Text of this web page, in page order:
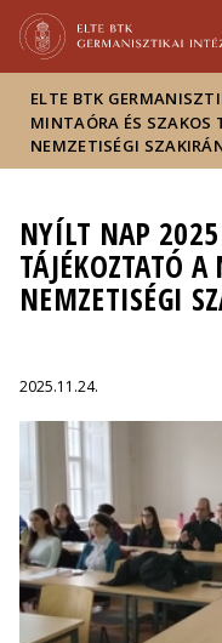
ELTE BTK
MINTAÓRA ÉS SZAKOS
NEMZETISÉGI
NYÍLT NAP
TÁJÉKOZTATÓ
NEMZETISÉGI
2025.11.24.